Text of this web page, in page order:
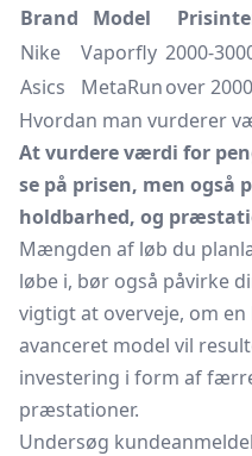
Brand
Model
Nike
Vaporfly 2000-
Asics
MetaRunover
Hvordan man vurderer
At vurdere værdi for
se på prisen, men også
holdbarhed, og
Mængden af løb du
løbe i, bør også påvirke
vigtigt at overveje, om
avanceret model vil
investering i form af
præstationer.
Undersøg